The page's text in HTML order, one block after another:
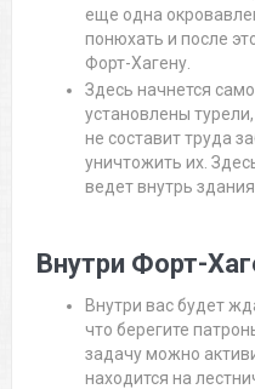
еще одна
понюхать и после
Форт-Хагену.
Здесь начнется
установлены
не составит труда
уничтожить их.
ведет внутрь здания.
Внутри Форт-
Внутри вас будет
что берегите
задачу можно
находится на